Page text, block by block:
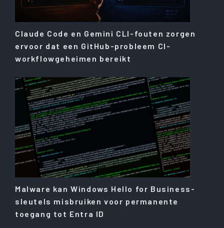
Claude Code en Gemini CLI-fouten zorgen
ervoor dat een GitHub-probleem CI-
workflowgeheimen bereikt
Malware kan Windows Hello for Business-
sleutels misbruiken voor permanente
toegang tot Entra ID